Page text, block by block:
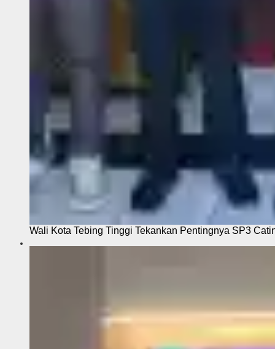
Wali Kota Tebing Tinggi Tekankan Pentingnya SP3